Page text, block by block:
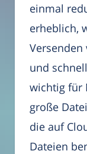
einmal
erheblich,
und
wichtig für
große
die auf
Dateien